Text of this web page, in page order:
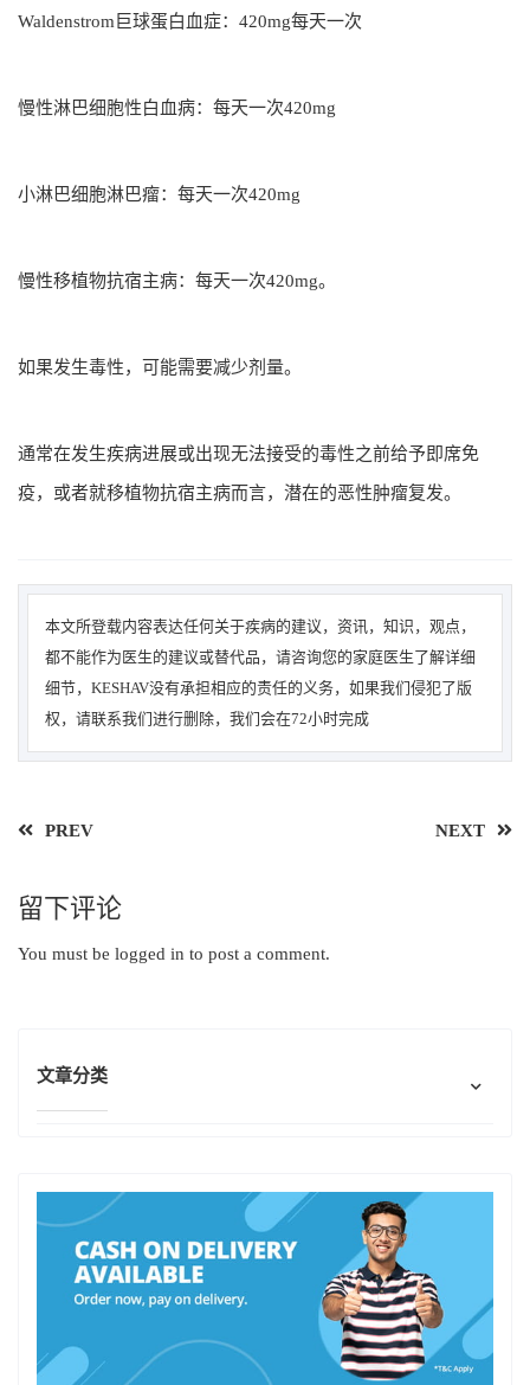
Waldenstrom巨球蛋白血症：420mg每天一次
慢性淋巴细胞性白血病：每天一次420mg
小淋巴细胞淋巴瘤：每天一次420mg
慢性移植物抗宿主病：每天一次420mg。
如果发生毒性，可能需要减少剂量。
通常在发生疾病进展或出现无法接受的毒性之前给予即席免
疫，或者就移植物抗宿主病而言，潜在的恶性肿瘤复发。
本文所登载内容表达任何关于疾病的建议，资讯，知识，观点，
都不能作为医生的建议或替代品，请咨询您的家庭医生了解详细
细节，KESHAV没有承担相应的责任的义务，如果我们侵犯了版
权，请联系我们进行删除，我们会在72小时完成
PREV NEXT
留下评论
You must be logged in to post a comment.
文章分类